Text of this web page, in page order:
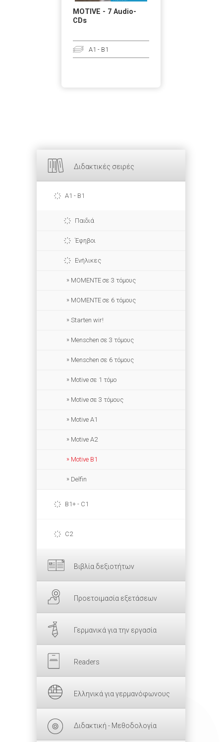
Διδακτικές σειρές
A1 - B1
Παιδιά
Έφηβοι
Ενήλικες
ΜΟΜΕΝΤΕ σε 3 τόμους
MOMENTE σε 6 τόμους
Starten wir!
Menschen σε 3 τόμους
Menschen σε 6 τόμους
Motive σε 1 τόμο
Motive σε 3 τόμους
Motive A1
Motive A2
Motive Β1
Delfin
B1+ - C1
C2
Βιβλία δεξιοτήτων
Προετοιμασία εξετάσεων
Γερμανικά για την εργασία
Readers
Ελληνικά για γερμανόφωνους
Διδακτική - Μεθοδολογία
MOTIVE - 7 Audio-
CDs
A1 - B1